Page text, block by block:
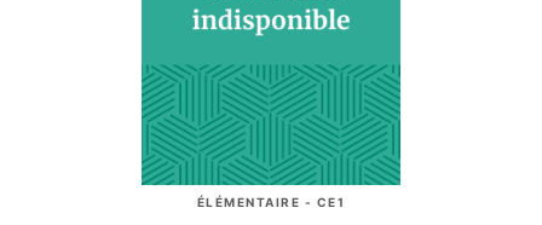
ÉLÉMENTAIRE - CE1